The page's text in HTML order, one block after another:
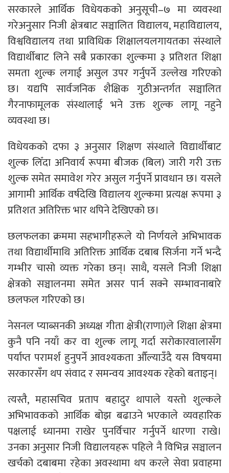
सरकारले आर्थिक विधेयकको अनुसूची–७ मा व्यवस्था
गरेअनुसार निजी क्षेत्रबाट सञ्चालित विद्यालय, महाविद्यालय,
विश्वविद्यालय तथा प्राविधिक शिक्षालयलगायतका संस्थाले
विद्यार्थीबाट लिने सबै प्रकारका शुल्कमा ३ प्रतिशत शिक्षा
समता शुल्क लगाई असुल उपर गर्नुपर्ने उल्लेख गरिएको
छ। यद्यपि सार्वजनिक शैक्षिक गुठीअन्तर्गत सञ्चालित
गैरनाफामूलक संस्थालाई भने उक्त शुल्क लागू नहुने
व्यवस्था छ।
विधेयकको दफा ३ अनुसार शिक्षण संस्थाले विद्यार्थीबाट
शुल्क लिँदा अनिवार्य रूपमा बीजक (बिल) जारी गरी उक्त
शुल्क समेत समावेश गरेर असुल गर्नुपर्ने प्रावधान छ। यसले
आगामी आर्थिक वर्षदेखि विद्यालय शुल्कमा प्रत्यक्ष रूपमा ३
प्रतिशत अतिरिक्त भार थपिने देखिएको छ।
छलफलका क्रममा सहभागीहरूले यो निर्णयले अभिभावक
तथा विद्यार्थीमाथि अतिरिक्त आर्थिक दबाब सिर्जना गर्ने भन्दै
गम्भीर चासो व्यक्त गरेका छन्। साथै, यसले निजी शिक्षा
क्षेत्रको सञ्चालनमा समेत असर पार्न सक्ने सम्भावनाबारे
छलफल गरिएको छ।
नेसनल प्याब्सनकी अध्यक्ष गीता क्षेत्री(राणा)ले शिक्षा क्षेत्रमा
कुनै पनि नयाँ कर वा शुल्क लागू गर्दा सरोकारवालासँग
पर्याप्त परामर्श हुनुपर्ने आवश्यकता औँल्याउँदै यस विषयमा
सरकारसँग थप संवाद र समन्वय आवश्यक रहेको बताइन्।
त्यस्तै, महासचिव प्रताप बहादुर थापाले यस्तो शुल्कले
अभिभावकको आर्थिक बोझ बढाउने भएकाले व्यवहारिक
पक्षलाई ध्यानमा राखेर पुनर्विचार गर्नुपर्ने धारणा राखे।
उनका अनुसार निजी विद्यालयहरू पहिले नै विभिन्न सञ्चालन
खर्चको दबाबमा रहेका अवस्थामा थप करले सेवा प्रवाहमा